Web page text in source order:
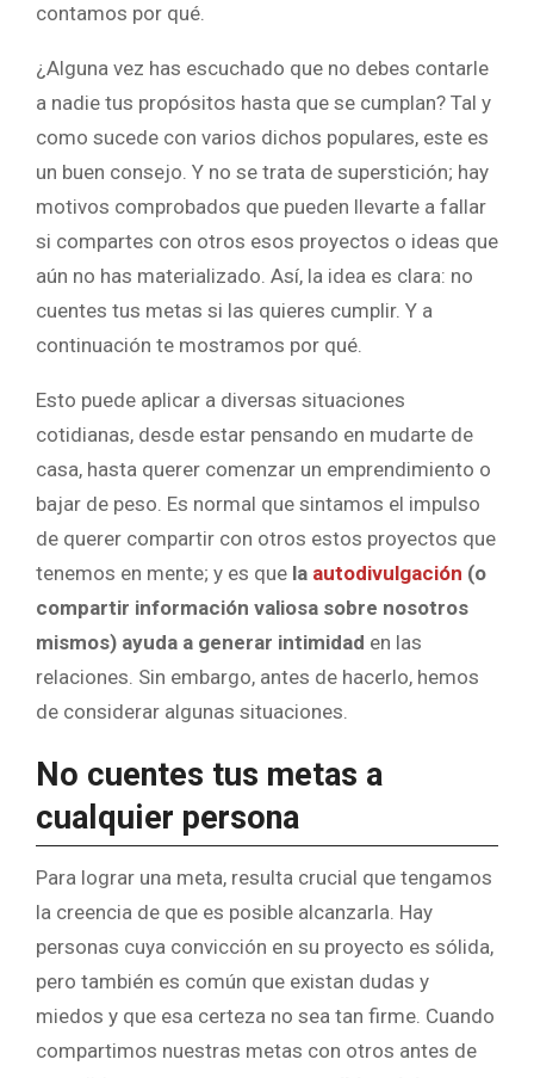
contamos por qué.
¿Alguna vez has escuchado que no debes contarle
a nadie tus propósitos hasta que se cumplan? Tal y
como sucede con varios dichos populares, este es
un buen consejo. Y no se trata de superstición; hay
motivos comprobados que pueden llevarte a fallar
si compartes con otros esos proyectos o ideas que
aún no has materializado. Así, la idea es clara: no
cuentes tus metas si las quieres cumplir. Y a
continuación te mostramos por qué.
Esto puede aplicar a diversas situaciones
cotidianas, desde estar pensando en mudarte de
casa, hasta querer comenzar un emprendimiento o
bajar de peso. Es normal que sintamos el impulso
de querer compartir con otros estos proyectos que
tenemos en mente; y es que la autodivulgación (o
compartir información valiosa sobre nosotros
mismos) ayuda a generar intimidad en las
relaciones. Sin embargo, antes de hacerlo, hemos
de considerar algunas situaciones.
No cuentes tus metas a
cualquier persona
Para lograr una meta, resulta crucial que tengamos
la creencia de que es posible alcanzarla. Hay
personas cuya convicción en su proyecto es sólida,
pero también es común que existan dudas y
miedos y que esa certeza no sea tan firme. Cuando
compartimos nuestras metas con otros antes de